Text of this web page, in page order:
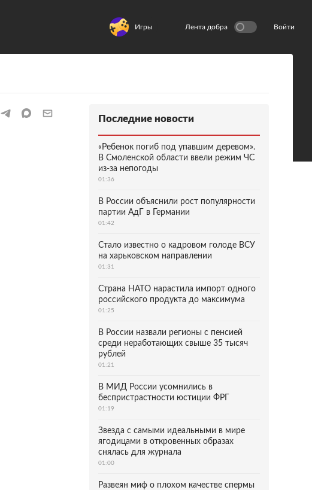
Игры Лента добра Войти
Последние новости
«Ребенок погиб под упавшим деревом».
В Смоленской области ввели режим ЧС
из-за непогоды
01:36
В России объяснили рост популярности
партии АдГ в Германии
01:42
Стало известно о кадровом голоде ВСУ
на харьковском направлении
01:31
Страна НАТО нарастила импорт одного
российского продукта до максимума
01:25
В России назвали регионы с пенсией
среди неработающих свыше 35 тысяч
рублей
01:21
В МИД России усомнились в
беспристрастности юстиции ФРГ
01:19
Звезда с самыми идеальными в мире
ягодицами в откровенных образах
снялась для журнала
01:00
Развеян миф о плохом качестве спермы